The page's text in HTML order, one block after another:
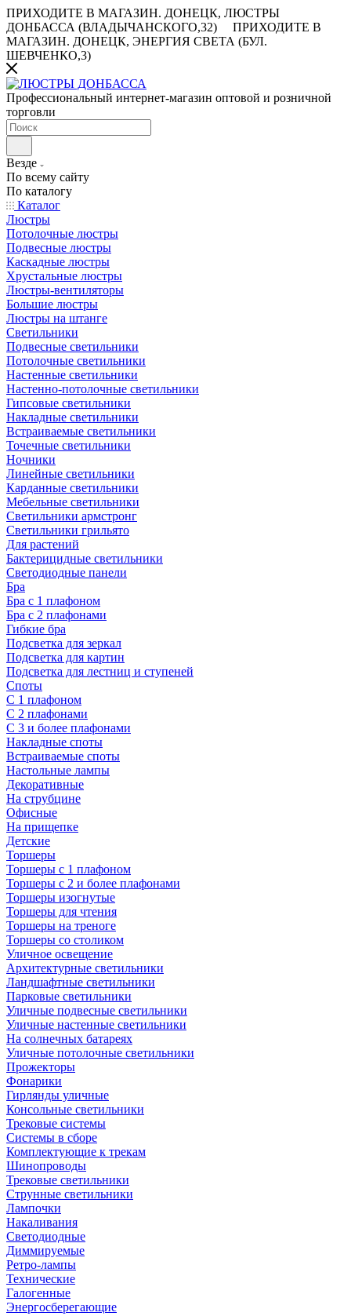
ПРИХОДИТЕ В МАГАЗИН. ДОНЕЦК, ЛЮСТРЫ
ДОНБАССА (ВЛАДЫЧАНСКОГО,32)
ПРИХОДИТЕ В
МАГАЗИН. ДОНЕЦК, ЭНЕРГИЯ СВЕТА (БУЛ.
ШЕВЧЕНКО,3)
Профессиональный интернет-магазин оптовой и розничной
торговли
Везде
По всему сайту
По каталогу
Каталог
Люстры
Потолочные люстры
Подвесные люстры
Каскадные люстры
Хрустальные люстры
Люстры-вентиляторы
Большие люстры
Люстры на штанге
Светильники
Подвесные светильники
Потолочные светильники
Настенные светильники
Настенно-потолочные светильники
Гипсовые светильники
Накладные светильники
Встраиваемые светильники
Точечные светильники
Ночники
Линейные светильники
Карданные светильники
Мебельные светильники
Светильники армстронг
Светильники грильято
Для растений
Бактерицидные светильники
Светодиодные панели
Бра
Бра с 1 плафоном
Бра с 2 плафонами
Гибкие бра
Подсветка для зеркал
Подсветка для картин
Подсветка для лестниц и ступеней
Споты
С 1 плафоном
С 2 плафонами
С 3 и более плафонами
Накладные споты
Встраиваемые споты
Настольные лампы
Декоративные
На струбцине
Офисные
На прищепке
Детские
Торшеры
Торшеры с 1 плафоном
Торшеры с 2 и более плафонами
Торшеры изогнутые
Торшеры для чтения
Торшеры на треноге
Торшеры со столиком
Уличное освещение
Архитектурные светильники
Ландшафтные светильники
Парковые светильники
Уличные подвесные светильники
Уличные настенные светильники
На солнечных батареях
Уличные потолочные светильники
Прожекторы
Фонарики
Гирлянды уличные
Консольные светильники
Трековые системы
Системы в сборе
Комплектующие к трекам
Шинопроводы
Трековые светильники
Струнные светильники
Лампочки
Накаливания
Светодиодные
Диммируемые
Ретро-лампы
Технические
Галогенные
Энергосберегающие